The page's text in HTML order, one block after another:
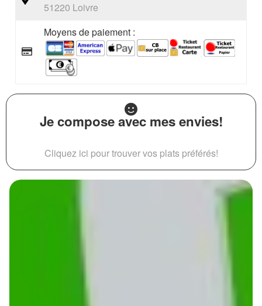
51220 Loivre
Moyens de paiement :
Je compose avec mes envies!
Cliquez ici pour trouver vos plats préférés!